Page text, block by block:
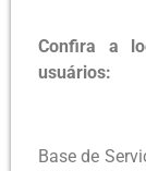
Confira a
usuários:
Base de